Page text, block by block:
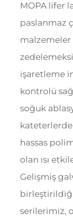
MOPA lifer
paslanmaz
işaretleme
kontrolü
soğuk
kateterlerde
hassas
olan ısı
Gelişmiş
serilerimiz,